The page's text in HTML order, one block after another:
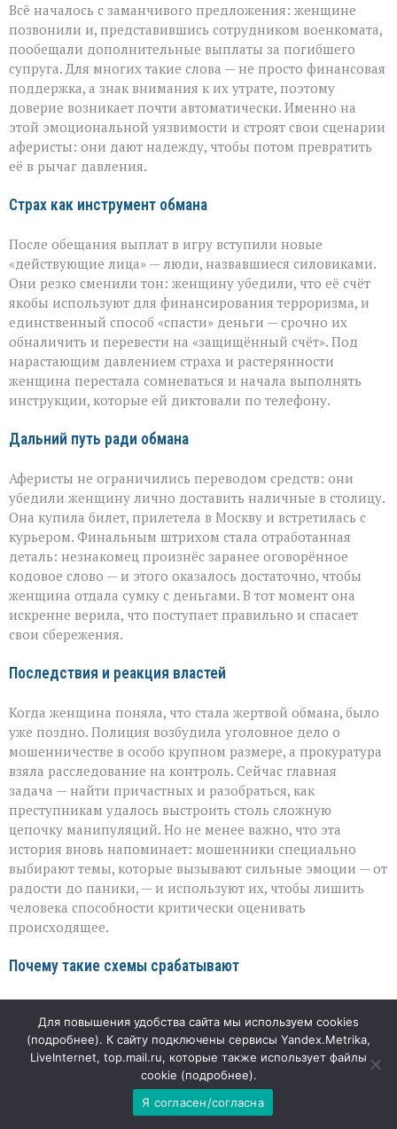
Всё началось с заманчивого предложения: женщине
позвонили и, представившись сотрудником военкомата,
пообещали дополнительные выплаты за погибшего
супруга. Для многих такие слова — не просто финансовая
поддержка, а знак внимания к их утрате, поэтому
доверие возникает почти автоматически. Именно на
этой эмоциональной уязвимости и строят свои сценарии
аферисты: они дают надежду, чтобы потом превратить
её в рычаг давления.
Страх как инструмент обмана
После обещания выплат в игру вступили новые
«действующие лица» — люди, назвавшиеся силовиками.
Они резко сменили тон: женщину убедили, что её счёт
якобы используют для финансирования терроризма, и
единственный способ «спасти» деньги — срочно их
обналичить и перевести на «защищённый счёт». Под
нарастающим давлением страха и растерянности
женщина перестала сомневаться и начала выполнять
инструкции, которые ей диктовали по телефону.
Дальний путь ради обмана
Аферисты не ограничились переводом средств: они
убедили женщину лично доставить наличные в столицу.
Она купила билет, прилетела в Москву и встретилась с
курьером. Финальным штрихом стала отработанная
деталь: незнакомец произнёс заранее оговорённое
кодовое слово — и этого оказалось достаточно, чтобы
женщина отдала сумку с деньгами. В тот момент она
искренне верила, что поступает правильно и спасает
свои сбережения.
Последствия и реакция властей
Когда женщина поняла, что стала жертвой обмана, было
уже поздно. Полиция возбудила уголовное дело о
мошенничестве в особо крупном размере, а прокуратура
взяла расследование на контроль. Сейчас главная
задача — найти причастных и разобраться, как
преступникам удалось выстроить столь сложную
цепочку манипуляций. Но не менее важно, что эта
история вновь напоминает: мошенники специально
выбирают темы, которые вызывают сильные эмоции — от
радости до паники, — и используют их, чтобы лишить
человека способности критически оценивать
происходящее.
Почему такие схемы срабатывают
Главная опасность подобных афер — в их
правдоподобности: аферисты копируют интонации,
используют профессиональные формулировки и точно
подбирают болевые точки. В результате даже
осторожные люди могут поддаться на уловку, особенно
если речь идёт о чём‑то личном и болезненном.
Для повышения удобства сайта мы используем cookies
(подробнее). К сайту подключены сервисы Yandex.Metrika,
LiveInternet, top.mail.ru, которые также использует файлы
cookie (подробнее).
Я согласен/согласна